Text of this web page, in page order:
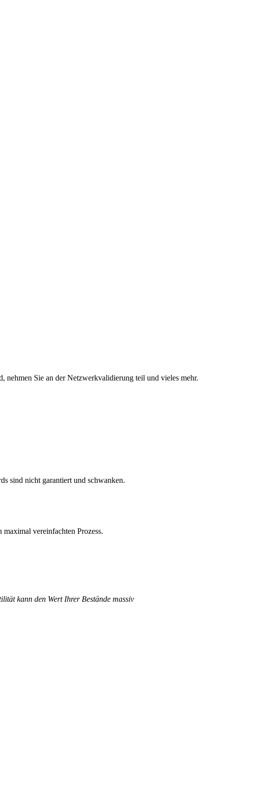
nehmen Sie an der Netzwerkvalidierung teil und vieles mehr.
sind nicht garantiert und schwanken.
vereinfachten Prozess.
kann den Wert Ihrer Bestände massiv